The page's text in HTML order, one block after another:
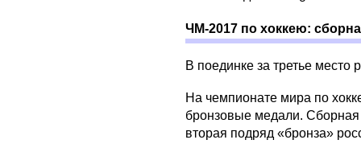
ЧМ-2017 по хоккею:
В поединке за третье
На чемпионате мира по
бронзовые медали.
вторая подряд «бронза»